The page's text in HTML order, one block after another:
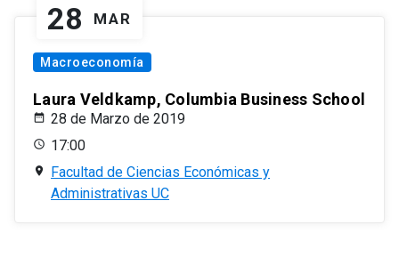
28 MAR
Macroeconomía
Laura Veldkamp, Columbia Business School
28 de Marzo de 2019
17:00
Facultad de Ciencias Económicas y
Administrativas UC